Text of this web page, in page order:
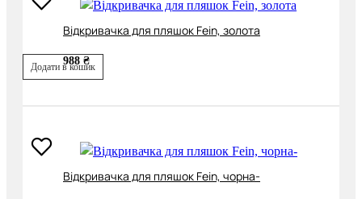
Відкривачка для пляшок Fein, золота
988 ₴
Додати в кошик
Відкривачка для пляшок Fein, чорна-